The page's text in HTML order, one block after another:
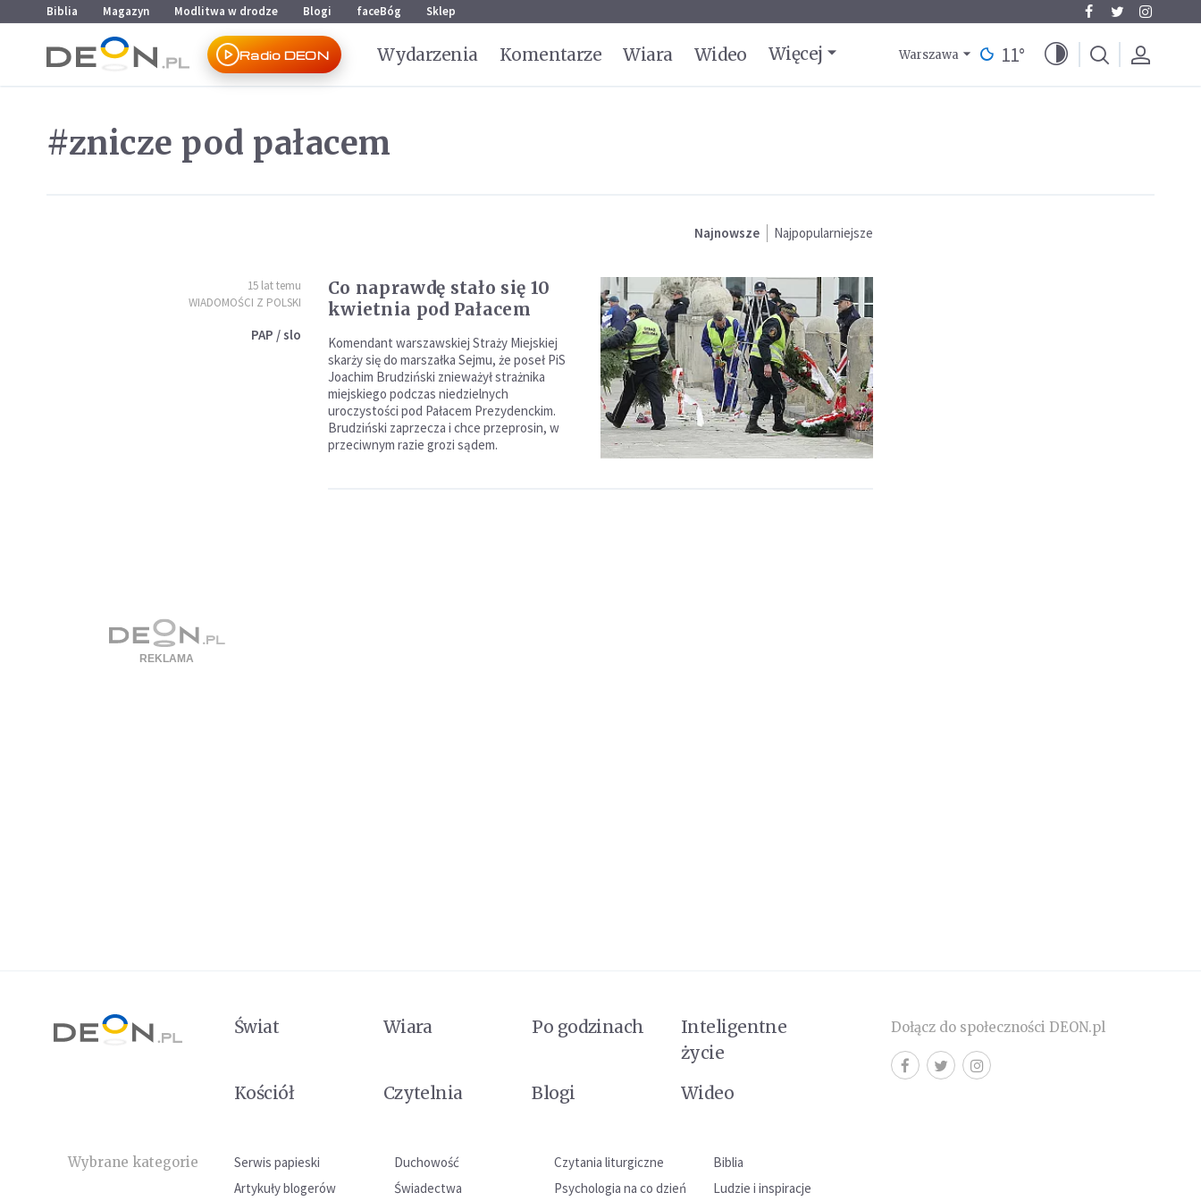
Przejdź do menu głównego
Przejdź do treści
Biblia Magazyn Modlitwa w drodze Blogi faceBóg Sklep
Radio DEON Wydarzenia Komentarze Wiara Wideo Więcej Warszawa 11°
#znicze pod pałacem
Najnowsze Najpopularniejsze
15 lat temu
WIADOMOŚCI Z POLSKI
PAP / slo
Co naprawdę stało się 10
kwietnia pod Pałacem
Komendant warszawskiej Straży Miejskiej
skarży się do marszałka Sejmu, że poseł PiS
Joachim Brudziński znieważył strażnika
miejskiego podczas niedzielnych
uroczystości pod Pałacem Prezydenckim.
Brudziński zaprzecza i chce przeprosin, w
przeciwnym razie grozi sądem.
Świat Wiara Po godzinach
Inteligentne
życie
Kościół
Czytelnia Blogi Wideo
Wybrane kategorie Serwis papieski Duchowość Czytania liturgiczne
Biblia
Artykuły blogerów
Świadectwa Psychologia na co dzień Ludzie i inspiracje
Dołącz do społeczności DEON.pl